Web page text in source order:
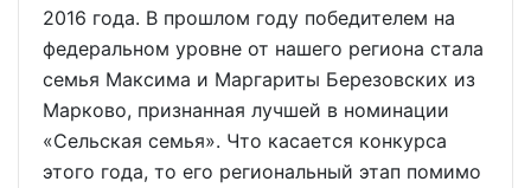
2016 года. В прошлом году победителем на
федеральном уровне от нашего региона стала
семья Максима и Маргариты Березовских из
Марково, признанная лучшей в номинации
«Сельская семья». Что касается конкурса
этого года, то его региональный этап помимо